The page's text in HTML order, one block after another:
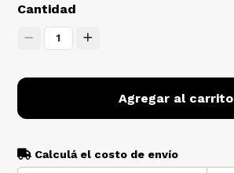
Cantidad
1
Agregar al carrito
Calculá el costo de envío